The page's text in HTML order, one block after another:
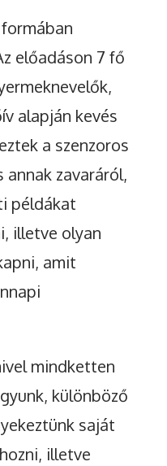
előadáson 7 fő
alapján kevés
a szenzoros
zavaráról,
példákat
illetve olyan
amit
mindketten
különböző
saját
illetve